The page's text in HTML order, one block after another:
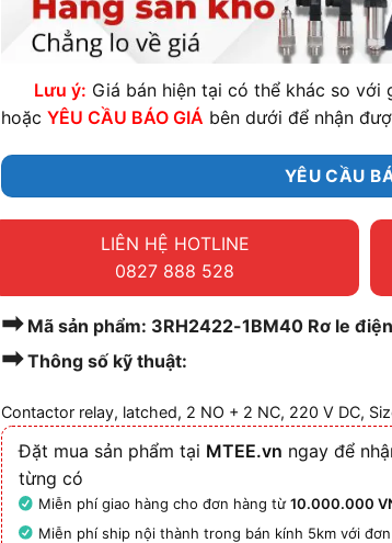
Lưu ý: Giá bán hiện tại có thể khác so với
hoặcYÊU CẦU BÁO GIÁ bên dưới để nhận
YÊU CẦU
LIÊN HỆ HOTLINE
0827 888 528
➡Mã sản phẩm: 3RH2422-1BM40 Rơ le
➡Thông số kỹ thuật:
Contactor relay, latched, 2 NO + 2 NC, 220 V DC,
Đặt mua sản phẩm tại MTEE.vn ngay để
từng có
Miễn phí giao hàng cho đơn hàng từ10.000.000
Miễn phí ship nội thành trong bán kính 5km với